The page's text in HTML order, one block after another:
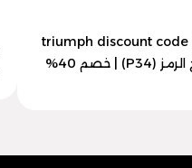
triumph discount code
| انسخ الرمز (P34) | خصم 40%